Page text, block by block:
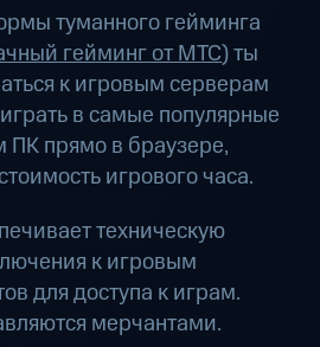
туманного гейминга
гейминг от МТС) ты
к игровым серверам
в самые популярные
ПК прямо в браузере,
игрового часа.
техническую
к игровым
для доступа к играм.
мерчантами.